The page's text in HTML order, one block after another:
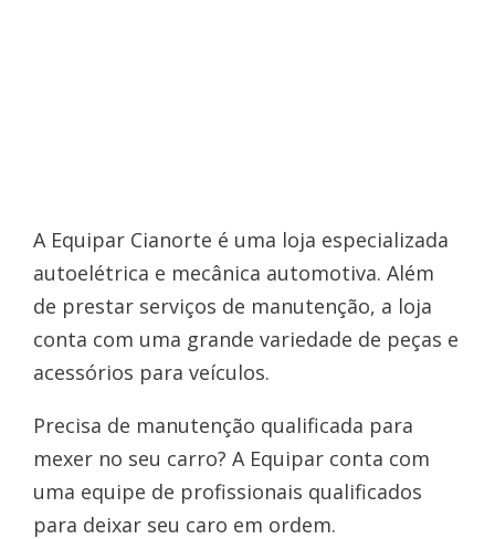
A Equipar Cianorte é uma loja especializada
autoelétrica e mecânica automotiva. Além
de prestar serviços de manutenção, a loja
conta com uma grande variedade de peças e
acessórios para veículos.
Precisa de manutenção qualificada para
mexer no seu carro? A Equipar conta com
uma equipe de profissionais qualificados
para deixar seu caro em ordem.